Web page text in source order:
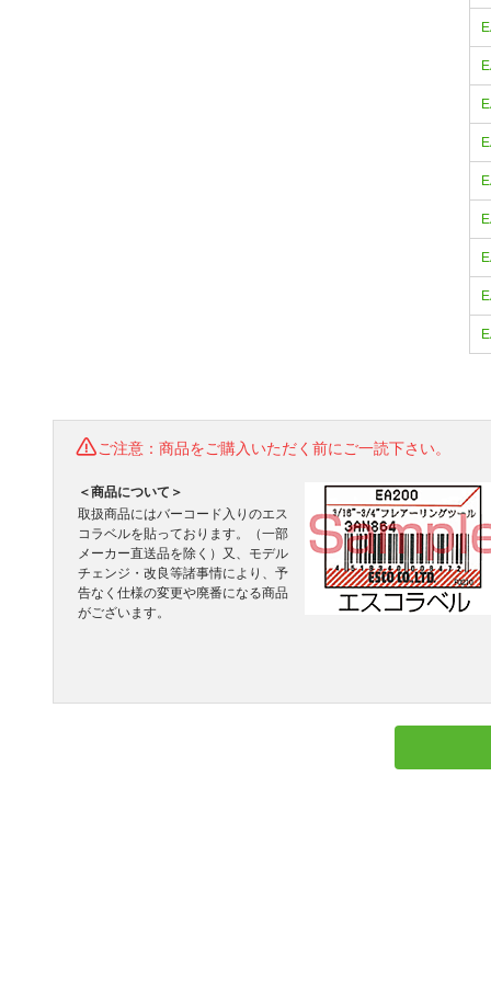
ご注意：商品をご購入いただく前にご一読下さい。
＜商品について＞
取扱商品にはバーコード入りのエス
コラベルを貼っております。（一部
メーカー直送品を除く）又、モデル
チェンジ・改良等諸事情により、予
告なく仕様の変更や廃番になる商品
がございます。